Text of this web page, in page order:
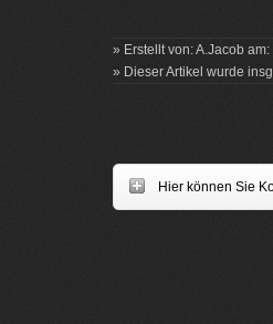
» Erstellt von: A.Jacob
» Dieser Artikel wurde
Hier können Sie